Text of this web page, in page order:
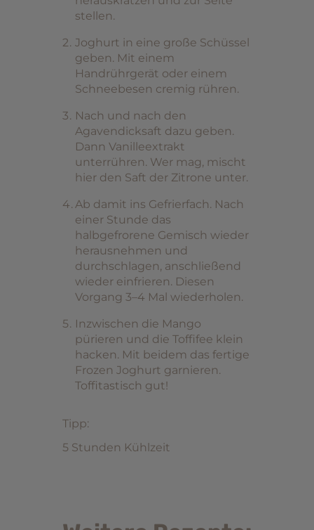
stellen.
Joghurt in eine große Schüssel
geben. Mit einem
Handrührgerät oder einem
Schneebesen cremig rühren.
Nach und nach den
Agavendicksaft dazu geben.
Dann Vanilleextrakt
unterrühren. Wer mag, mischt
hier den Saft der Zitrone unter.
Ab damit ins Gefrierfach. Nach
einer Stunde das
halbgefrorene Gemisch wieder
herausnehmen und
durchschlagen, anschließend
wieder einfrieren. Diesen
Vorgang 3–4 Mal wiederholen.
Inzwischen die Mango
pürieren und die Toffifee klein
hacken. Mit beidem das fertige
Frozen Joghurt garnieren.
Toffitastisch gut!
Tipp:
5 Stunden Kühlzeit